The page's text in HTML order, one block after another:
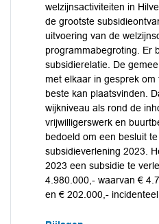
welzijnsactiviteiten in
de grootste
uitvoering van de
programmabegroting. Er
subsidierelatie. De
met elkaar in gesprek
beste kan plaatsvinden.
wijkniveau als rond de
vrijwilligerswerk en
bedoeld om een besluit
subsidieverlening 2023.
2023 een subsidie te
4.980.000,- waarvan €
en € 202.000,- incidenteel.